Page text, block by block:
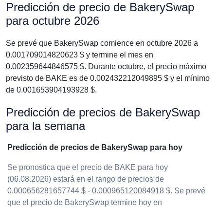
Predicción de precio de BakerySwap
para octubre 2026
Se prevé que BakerySwap comience en octubre 2026 a
0.001709014820623 $ y termine el mes en
0.002359644846575 $. Durante octubre, el precio máximo
previsto de BAKE es de 0.002432212049895 $ y el mínimo
de 0.001653904193928 $.
Predicción de precios de BakerySwap
para la semana
Predicción de precios de BakerySwap para hoy
Se pronostica que el precio de BAKE para hoy
(06.08.2026) estará en el rango de precios de
0.000656281657744 $ - 0.000965120084918 $. Se prevé
que el precio de BakerySwap termine hoy en